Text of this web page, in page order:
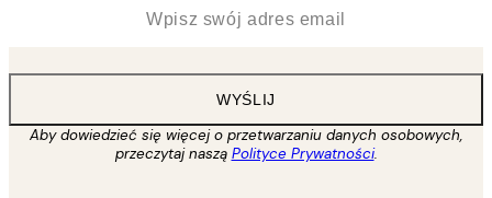
WYŚLIJ
Aby dowiedzieć się więcej o przetwarzaniu danych osobowych,
przeczytaj naszą Polityce Prywatności.